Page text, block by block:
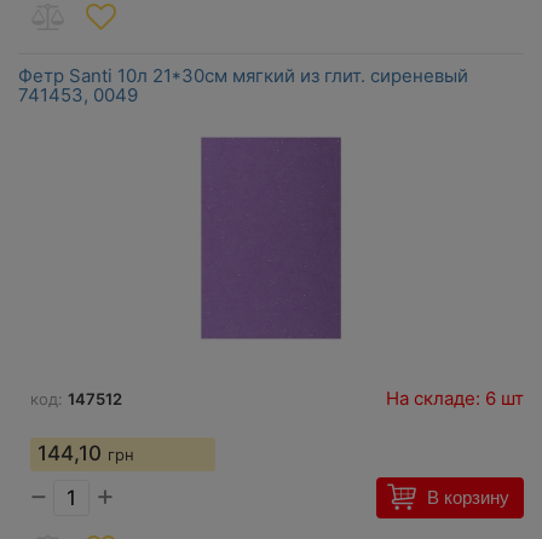
Фетр Santi 10л 21*30см мягкий из глит. сиреневый
741453, 0049
код: 147512 На складе: 6 шт
144,10 грн
− + В корзину